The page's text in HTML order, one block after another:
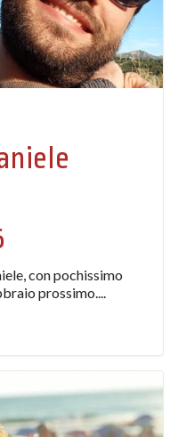
con pochissimo
prossimo....